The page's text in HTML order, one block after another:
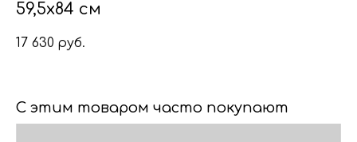
59,5х84 см
17 630 руб.
С этим товаром часто покупают